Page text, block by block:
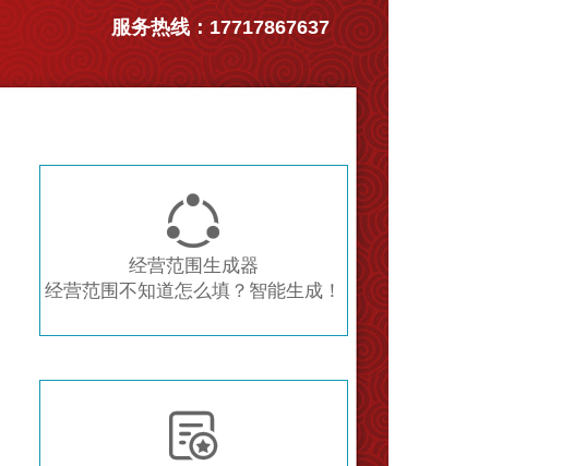

经营范围生成器
经营范围不知道怎么填？智能生成！

服务热线：17717867637